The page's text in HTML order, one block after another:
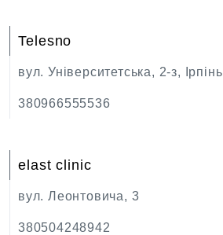
Telesno
вул. Університетська, 2-з, Ірпінь
380966555536
elast clinic
вул. Леонтовича, 3
380504248942